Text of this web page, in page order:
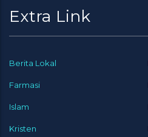
Extra Link
Berita Lokal
Farmasi
Islam
Kristen